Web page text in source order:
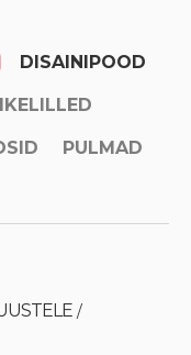
DISAINIPOOD
PULMAD
/